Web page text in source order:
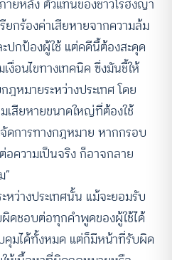
ยกร้องค่าเสียหายจากความล้ม
ปกป้องผู้ใช้ แต่คดีนี้ต้องสะดุด
งื่อนไขทางเทคนิค ซึ่งมันชี้ให้
หมายระหว่างประเทศ โดย
เสียหายขนาดใหญ่ที่ต้องใช้
จัดการทางกฎหมาย หากกรอบ
อความเป็นจริง ก็อาจกลาย
ว่างประเทศนั้น แม้จะยอมรับ
ดชอบต่อทุกคำพูดของผู้ใช้ได้
บคุมได้ทั้งหมด แต่ก็มีหน้าที่รับผิด